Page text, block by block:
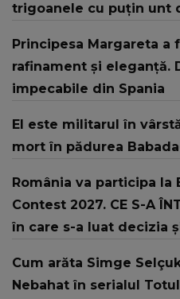
trigoanele cu puțin unt
Principesa Margareta a
rafinament și eleganță.
impecabile din Spania
El este militarul în
mort în pădurea
România va participa la
Contest 2027. CE S-A
în care s-a luat decizia
strategic de..."
Cum arăta Simge
Nebahat în serialul